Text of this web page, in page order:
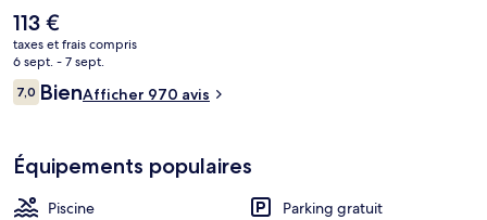
de cet hébergement figurent une salle de fitness et un bar / salon.
L'hébergement se situe à une très courte distance à pied des
transports publics : Station Newton se trouve à 11 min et Station
Novena, à 15 min.
Le
prix
actuel
est
de
113 €
taxes et frais compris
6 sept. - 7 sept.
Avis
voyageurs
7,07,0 sur 10
BienAfficher 970 avis
Équipements populaires
Piscine
Parking gratuit